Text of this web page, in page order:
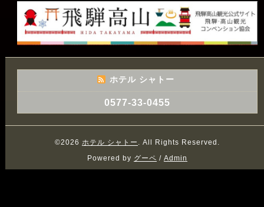
ホテル シャトー
0577-33-0455
©2026 ホテル シャトー . All Rights Reserved.
Powered by グーペ / Admin